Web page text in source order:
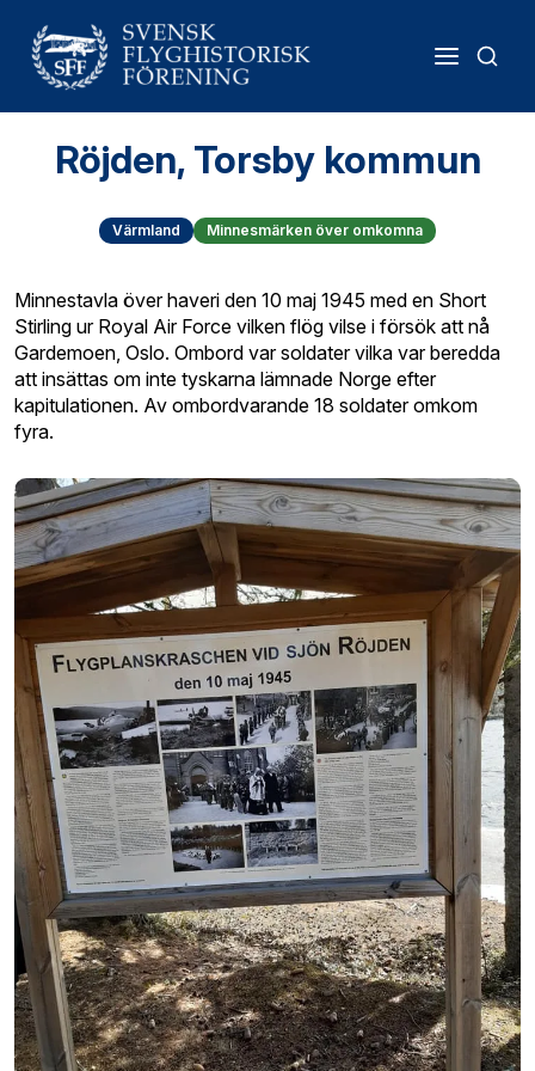
Röjden, Torsby kommun
Värmland Minnesmärken över omkomna
Minnestavla över haveri den 10 maj 1945 med en Short
Stirling ur Royal Air Force vilken flög vilse i försök att nå
Gardemoen, Oslo. Ombord var soldater vilka var beredda
att insättas om inte tyskarna lämnade Norge efter
kapitulationen. Av ombordvarande 18 soldater omkom
fyra.